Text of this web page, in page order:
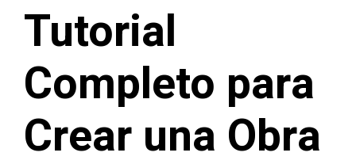
Tutorial
Completo para
Crear una Obra